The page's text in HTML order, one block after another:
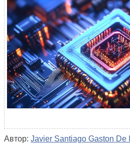
Автор: Javier Santiago Gaston De